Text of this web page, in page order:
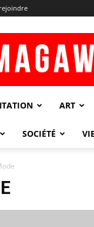
ART
SOCIÉTÉ